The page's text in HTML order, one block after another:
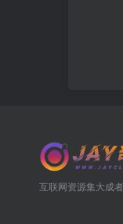
互联网资源集大成